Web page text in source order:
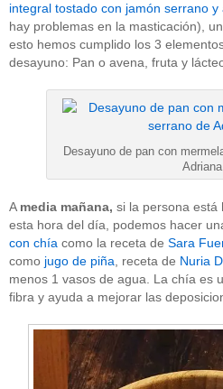
integral tostado con jamón serrano
hay problemas en la masticación),
esto hemos cumplido los 3
desayuno: Pan o avena, fruta y
Desayuno de pan con
Adriana
A media mañana, si la persona está
esta hora del día, podemos hacer
con chía como la receta de Sara
como jugo de piña , receta de Nuria
menos 1 vasos de agua. La chía es
fibra y ayuda a mejorar las